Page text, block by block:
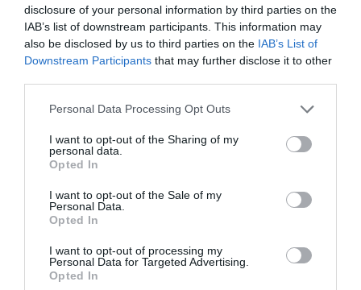
disclosure of your personal information by third parties on the
IAB’s list of downstream participants. This information may
also be disclosed by us to third parties on the IAB’s List of
Downstream Participants that may further disclose it to other
Please note that this website/app uses one or more Google
not limited to your visit or usage behaviour. You may click to
grant or deny consent to Google and its third-party tags to
use your data for below specified purposes in below Google
consent section.
Personal Data Processing Opt Outs
I want to opt-out of the Sharing of my
personal data.
Opted In
I want to opt-out of the Sale of my
Personal Data.
Opted In
I want to opt-out of processing my
Personal Data for Targeted Advertising.
Opted In
Προτεινόμενα άρθρα
Η Φιλαρμονική του Μουσικού Συλλόγου Άνδρου τίμησε
τον μοναδικό Γιώργο Κατσαρό
βίντεο εκείνης της ώρας…
ΧΑΘΗΚΑΝ ΚΑΙ ΟΙ ΑΣΦΑΛΤΟΣΤΡΩΣΕΙΣ ΤΟΥ
ΕΠΑΡΧΕΙΟΥ! ΟΙ ΕΥΘΥΝΕΣ ΟΜΩΣ